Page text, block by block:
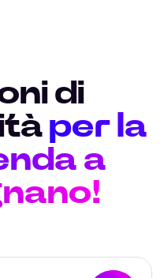
di
per la
a